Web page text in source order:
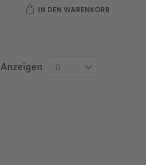
IN DEN WARENKORB
Anzeigen